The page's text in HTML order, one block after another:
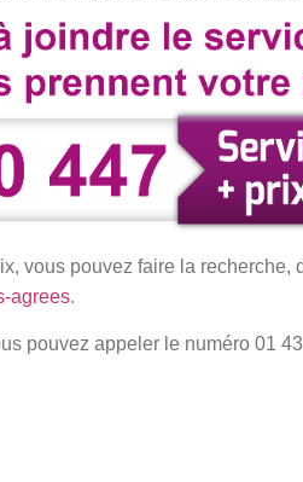
vous pouvez faire la recherche,
agrees.
pouvez appeler le numéro 01